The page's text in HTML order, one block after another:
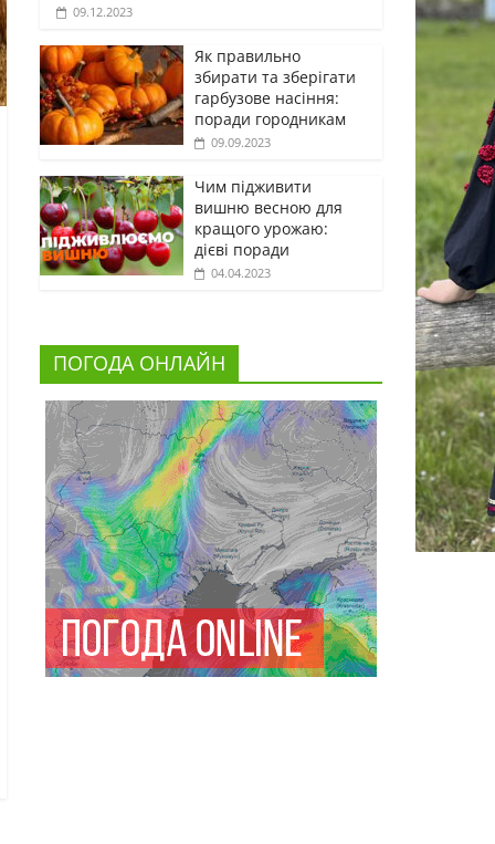
09.12.2023
Як правильно
збирати та зберігати
гарбузове насіння:
поради городникам
09.09.2023
Чим підживити
вишню весною для
кращого урожаю:
дієві поради
04.04.2023
ПОГОДА ОНЛАЙН